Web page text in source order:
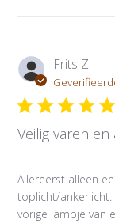
Frits Z.
Veilig varen
Allereerst alleen
toplicht/
vorige lampje van